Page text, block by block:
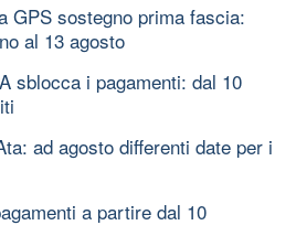
GPS sostegno prima fascia:
al 13 agosto
sblocca i pagamenti: dal 10
ad agosto differenti date per i
a partire dal 10